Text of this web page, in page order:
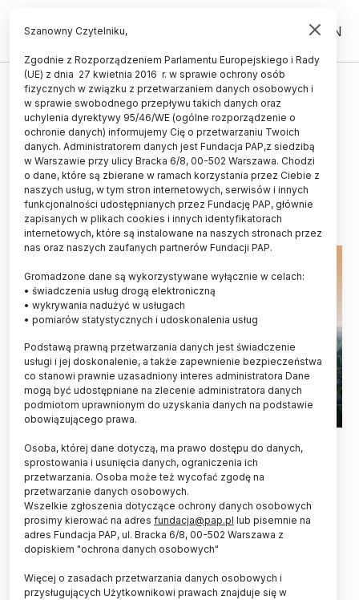
PL EN
MATERIA I ENERGIA
Fizyk 40 lat po Czarnobylu: atom
jest bezpiecznym i stabilnym
źródłem energii
26.04.2026
aktualizacja: 26.04.2026
3 minuty czytania
Atom jest bezpiecznym i stabilnym źródłem
energii, co sprawiają zarówno obecne normy
bezpieczeństwa, jak i rozwój technologiczny -
powiedział PAP fizyk z UMK w Toruniu prof. Kamil
Fedus. Podkreślił, że katastrofa w Czarnobylu,
która miała miejsce 40 lat temu, ma nadal główny
Szanowny Czytelniku,
Zgodnie z Rozporządzeniem Parlamentu Europejskiego i Rady
(UE) z dnia 27 kwietnia 2016 r. w sprawie ochrony osób
fizycznych w związku z przetwarzaniem danych osobowych i
w sprawie swobodnego przepływu takich danych oraz
uchylenia dyrektywy 95/46/WE (ogólne rozporządzenie o
ochronie danych) informujemy Cię o przetwarzaniu Twoich
danych. Administratorem danych jest Fundacja PAP,z siedzibą
w Warszawie przy ulicy Bracka 6/8, 00-502 Warszawa. Chodzi
o dane, które są zbierane w ramach korzystania przez Ciebie z
naszych usług, w tym stron internetowych, serwisów i innych
funkcjonalności udostępnianych przez Fundację PAP, głównie
zapisanych w plikach cookies i innych identyfikatorach
internetowych, które są instalowane na naszych stronach przez
nas oraz naszych zaufanych partnerów Fundacji PAP.
Gromadzone dane są wykorzystywane wyłącznie w celach:
• świadczenia usług drogą elektroniczną
• wykrywania nadużyć w usługach
• pomiarów statystycznych i udoskonalenia usług
Podstawą prawną przetwarzania danych jest świadczenie
usługi i jej doskonalenie, a także zapewnienie bezpieczeństwa
co stanowi prawnie uzasadniony interes administratora Dane
mogą być udostępniane na zlecenie administratora danych
podmiotom uprawnionym do uzyskania danych na podstawie
obowiązującego prawa.
Osoba, której dane dotyczą, ma prawo dostępu do danych,
sprostowania i usunięcia danych, ograniczenia ich
przetwarzania. Osoba może też wycofać zgodę na
przetwarzanie danych osobowych.
Wszelkie zgłoszenia dotyczące ochrony danych osobowych
prosimy kierować na adres fundacja@pap.pl lub pisemnie na
adres Fundacja PAP, ul. Bracka 6/8, 00-502 Warszawa z
dopiskiem "ochrona danych osobowych"
Więcej o zasadach przetwarzania danych osobowych i
przysługujących Użytkownikowi prawach znajduje się w